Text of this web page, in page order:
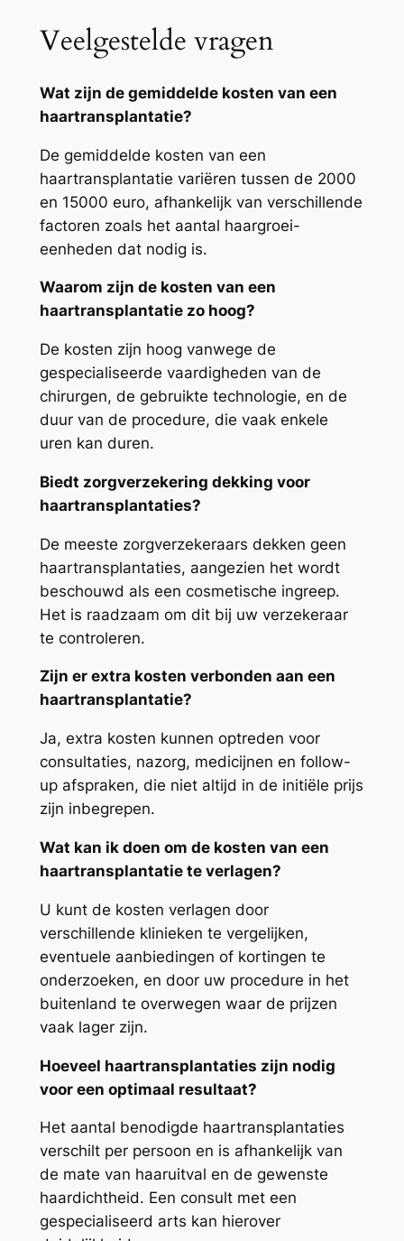
Veelgestelde vragen
Wat zijn de gemiddelde kosten van een
haartransplantatie?
De gemiddelde kosten van een
haartransplantatie variëren tussen de 2000
en 15000 euro, afhankelijk van verschillende
factoren zoals het aantal haargroei-
eenheden dat nodig is.
Waarom zijn de kosten van een
haartransplantatie zo hoog?
De kosten zijn hoog vanwege de
gespecialiseerde vaardigheden van de
chirurgen, de gebruikte technologie, en de
duur van de procedure, die vaak enkele
uren kan duren.
Biedt zorgverzekering dekking voor
haartransplantaties?
De meeste zorgverzekeraars dekken geen
haartransplantaties, aangezien het wordt
beschouwd als een cosmetische ingreep.
Het is raadzaam om dit bij uw verzekeraar
te controleren.
Zijn er extra kosten verbonden aan een
haartransplantatie?
Ja, extra kosten kunnen optreden voor
consultaties, nazorg, medicijnen en follow-
up afspraken, die niet altijd in de initiële prijs
zijn inbegrepen.
Wat kan ik doen om de kosten van een
haartransplantatie te verlagen?
U kunt de kosten verlagen door
verschillende klinieken te vergelijken,
eventuele aanbiedingen of kortingen te
onderzoeken, en door uw procedure in het
buitenland te overwegen waar de prijzen
vaak lager zijn.
Hoeveel haartransplantaties zijn nodig
voor een optimaal resultaat?
Het aantal benodigde haartransplantaties
verschilt per persoon en is afhankelijk van
de mate van haaruitval en de gewenste
haardichtheid. Een consult met een
gespecialiseerd arts kan hierover